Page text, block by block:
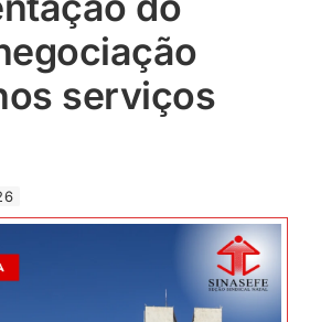
serviços